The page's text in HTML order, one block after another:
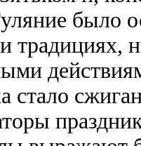
было
традициях,
стало